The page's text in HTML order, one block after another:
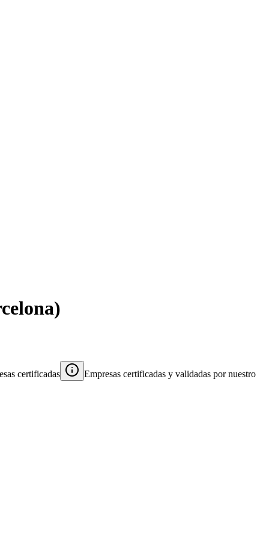
)
certificadas Empresas certificadas y validadas por nuestro